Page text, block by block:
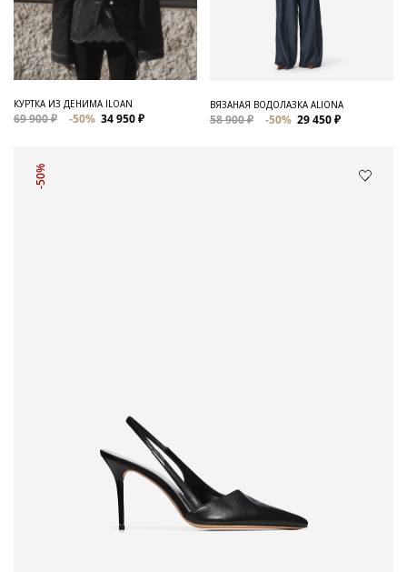
КУРТКА ИЗ ДЕНИМА ILOAN
69 900 ₽ -50% 34 950 ₽
ВЯЗАНАЯ ВОДОЛАЗКА ALIONA
58 900 ₽ -50% 29 450 ₽
-50%